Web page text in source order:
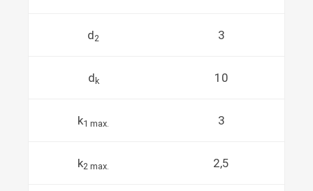
d2 3
d k 10
k1 max. 3
k2 max. 2,5